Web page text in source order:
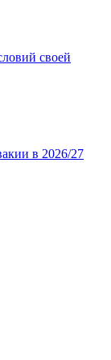
своей
в 2026/27